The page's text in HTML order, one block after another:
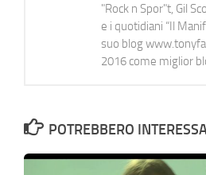
"Rock n Spor"t, Gil
e i quotidiani “Il
suo blog
2016 come miglior
POTREBBERO